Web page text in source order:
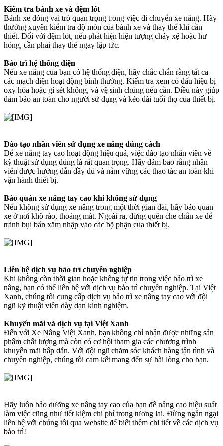
Kiểm tra bánh xe và đệm lót
Bánh xe đóng vai trò quan trọng trong việc di chuyển xe nâng. Hãy
thường xuyên kiểm tra độ mòn của bánh xe và thay thế khi cần
thiết. Đối với đệm lót, nếu phát hiện hiện tượng chảy xệ hoặc hư
hỏng, cần phải thay thế ngay lập tức.
Bảo trì hệ thống điện
Nếu xe nâng của bạn có hệ thống điện, hãy chắc chắn rằng tất cả
các mạch điện hoạt động bình thường. Kiểm tra xem có dấu hiệu bị
oxy hóa hoặc gỉ sét không, và vệ sinh chúng nếu cần. Điều này giúp
đảm bảo an toàn cho người sử dụng và kéo dài tuổi thọ của thiết bị.
Đào tạo nhân viên sử dụng xe nâng đúng cách
Để xe nâng tay cao hoạt động hiệu quả, việc đào tạo nhân viên về
kỹ thuật sử dụng đúng là rất quan trọng. Hãy đảm bảo rằng nhân
viên được hướng dẫn đầy đủ và nắm vững các thao tác an toàn khi
vận hành thiết bị.
Bảo quản xe nâng tay cao khi không sử dụng
Nếu không sử dụng xe nâng trong một thời gian dài, hãy bảo quản
xe ở nơi khô ráo, thoáng mát. Ngoài ra, đừng quên che chắn xe để
tránh bụi bẩn xâm nhập vào các bộ phận của thiết bị.
Liên hệ dịch vụ bảo trì chuyên nghiệp
Khi không còn thời gian hoặc không tự tin trong việc bảo trì xe
nâng, bạn có thể liên hệ với dịch vụ bảo trì chuyên nghiệp. Tại Việt
Xanh, chúng tôi cung cấp dịch vụ bảo trì xe nâng tay cao với đội
ngũ kỹ thuật viên dày dạn kinh nghiệm.
Khuyến mãi và dịch vụ tại Việt Xanh
Đến với Xe Nâng Việt Xanh, bạn không chỉ nhận được những sản
phẩm chất lượng mà còn có cơ hội tham gia các chương trình
khuyến mãi hấp dẫn. Với đội ngũ chăm sóc khách hàng tận tình và
chuyên nghiệp, chúng tôi cam kết mang đến sự hài lòng cho bạn.
Hãy luôn bảo dưỡng xe nâng tay cao của bạn để nâng cao hiệu suất
làm việc cũng như tiết kiệm chi phí trong tương lai. Đừng ngần ngại
liên hệ với chúng tôi qua website để biết thêm chi tiết về các dịch vụ
bảo trì!